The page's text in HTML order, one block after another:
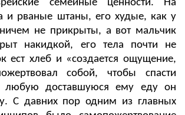
семейные ценности. На
и рваные штаны, его худые, как у
ничем не прикрыты, а вот мальчик
накидкой, его тела почти не
ест хлеб и «создается ощущение,
собой, чтобы спасти
доставшуюся ему еду он
С давних пор одним из главных